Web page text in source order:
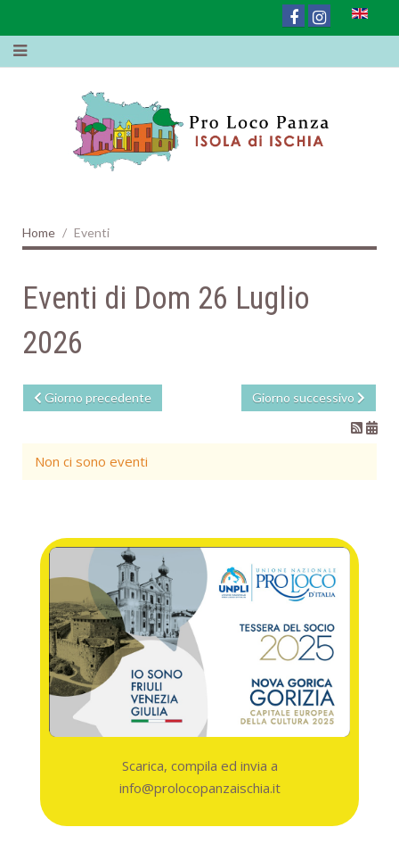
Home Eventi
Eventi di Dom 26 Luglio
2026
Giorno precedente Giorno successivo
Non ci sono eventi
Scarica, compila ed invia a
info@prolocopanzaischia.it